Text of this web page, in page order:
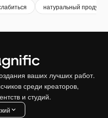
натуральный продукт
ваших лучших работ.
среди креаторов,
и студий.